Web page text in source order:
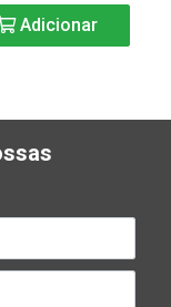
Adicionar